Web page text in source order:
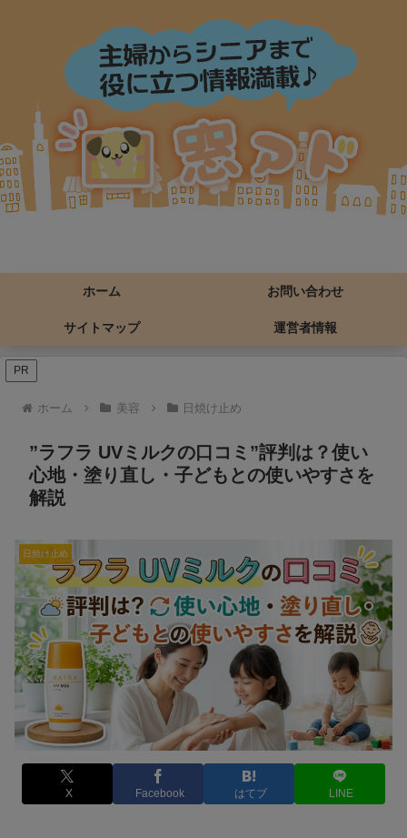
ホーム お問い合わせ
サイトマップ 運営者情報
PR
ホーム 美容 日焼け止め
”ラフラ UVミルクの口コミ”評判は？使い
心地・塗り直し・子どもとの使いやすさを
解説
日焼け止め
X Facebook はてブ LINE